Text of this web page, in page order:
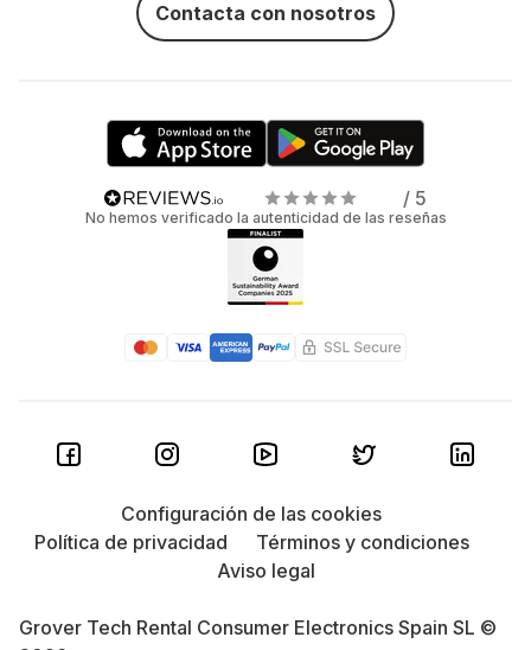
Contacta con nosotros
/ 5
No hemos verificado la autenticidad de las reseñas
Grover Tech Rental Consumer Electronics Spain SL ©
Configuración de las cookies
Política de privacidad
Términos y condiciones
Aviso legal